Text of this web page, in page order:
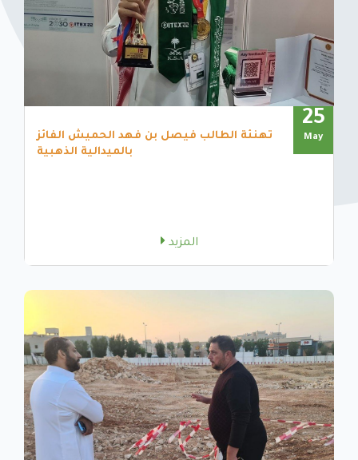
25
May
تهنئة الطالب فيصل بن فهد الحميش الفائز
بالميدالية الذهبية
المزيد